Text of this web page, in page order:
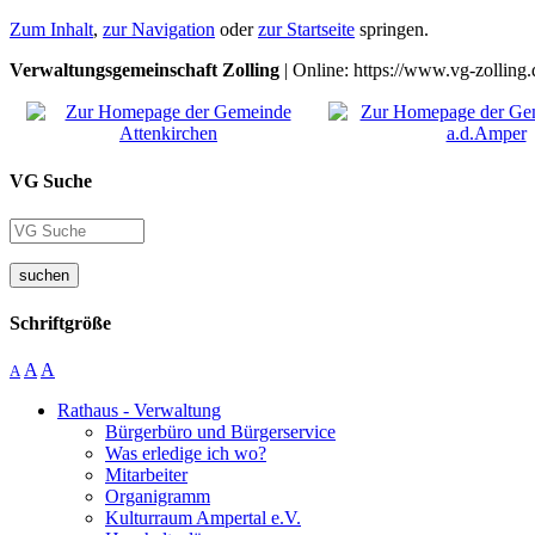
Zum Inhalt, zur Navigation oderzur Startseite springen.
Verwaltungsgemeinschaft Zolling | Online: https://www.vg-
VG Suche
suchen
Schriftgröße
A A A
Rathaus - Verwaltung
Bürgerbüro und Bürgerservice
Was erledige ich wo?
Mitarbeiter
Organigramm
Kulturraum Ampertal e.V.